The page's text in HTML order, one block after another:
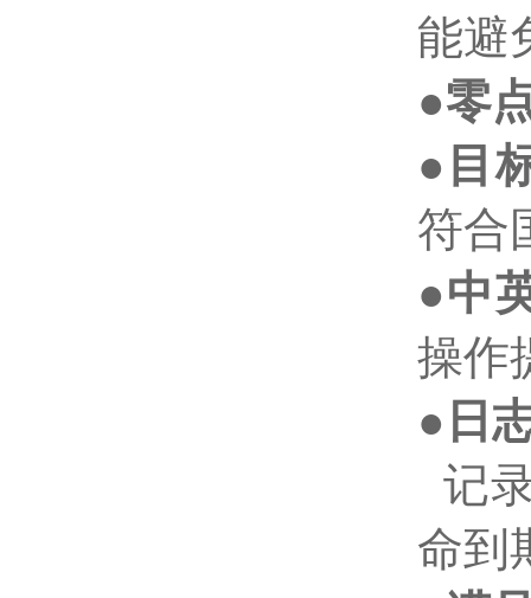
能避
●零
● 目
符合
●中
操作
● 日
记
命到